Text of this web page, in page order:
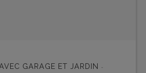
GARAGE ET JARDIN
-